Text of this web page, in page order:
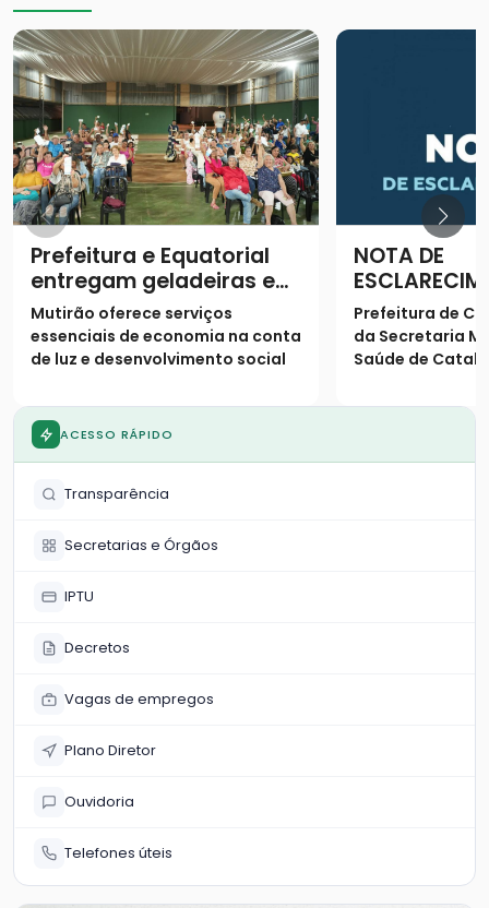
Prefeitura e Equatorial
entregam geladeiras e
prestam serviços à
população
Mutirão oferece serviços
essenciais de economia na conta
de luz e desenvolvimento social
NOTA DE
Prefeitura de
da Secretaria
Saúde de
população
ACESSO RÁPIDO
Transparência
Secretarias e Órgãos
IPTU
Decretos
Vagas de empregos
Plano Diretor
Ouvidoria
Telefones úteis